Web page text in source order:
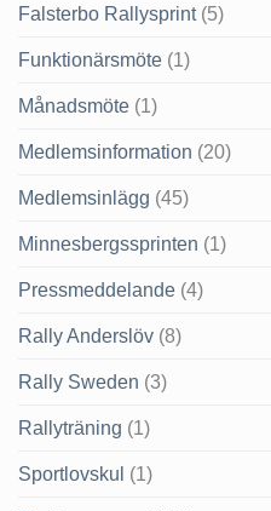
Falsterbo Rallysprint(5)
Funktionärsmöte (1)
Månadsmöte (1)
Medlemsinformation (20)
Medlemsinlägg (45)
Minnesbergssprinten (1)
Pressmeddelande (4)
Rally Anderslöv (8)
Rally Sweden (3)
Rallyträning (1)
Sportlovskul (1)